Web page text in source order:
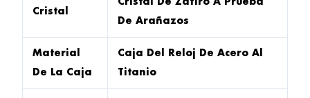
Cristal
De Arañazos
Material
De La Caja
Caja Del Reloj De Acero Al
Titanio